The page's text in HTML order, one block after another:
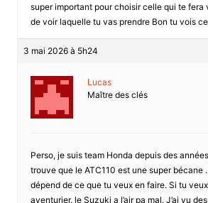
super important pour choisir celle qui te fera
de voir laquelle tu vas prendre Bon tu vois
3 mai 2026 à 5h24
Lucas
Maître des clés
Perso, je suis team Honda depuis des
trouve que le ATC110 est une super bécane
dépend de ce que tu veux en faire. Si tu
aventurier, le Suzuki a l’air pa mal. J’ai vu